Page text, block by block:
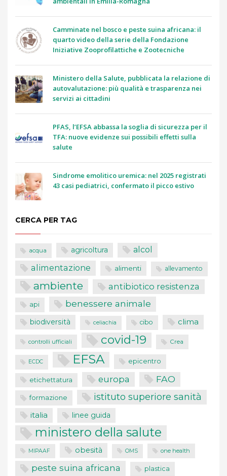
Camminate nel bosco e peste suina africana: il
quarto video della serie della Fondazione
Iniziative Zooprofilattiche e Zootecniche
Ministero della Salute, pubblicata la relazione di
autovalutazione: più qualità e trasparenza nei
servizi ai cittadini
PFAS, l’EFSA abbassa la soglia di sicurezza per il
TFA: nuove evidenze sui possibili effetti sulla
salute
Sindrome emolitico uremica: nel 2025 registrati
43 casi pediatrici, confermato il picco estivo
CERCA PER TAG
acqua agricoltura alcol
alimentazione alimenti allevamento
ambiente antibiotico resistenza
api benessere animale
biodiversità celiachia cibo clima
controlli ufficiali covid-19 Crea
ECDC EFSA epicentro
etichettatura europa FAO
formazione istituto superiore sanità
italia linee guida
ministero della salute
MIPAAF obesità OMS one health
peste suina africana plastica